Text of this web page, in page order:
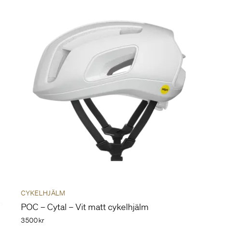
CYKELHJÄLM
POC – Cytal – Vit matt cykelhjälm
3500kr